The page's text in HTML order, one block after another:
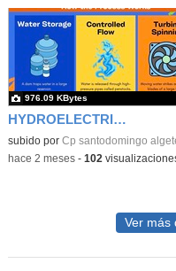
HYDROELECTRIC ENERGY2
Contenido educativo.
subido por Cp santodomingo
976.09 KBytes
-hace 2 meses- 102
Ver más